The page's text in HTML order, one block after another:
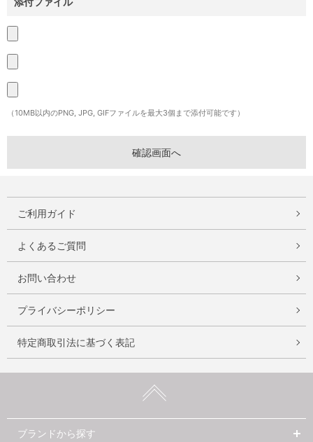
（10MB以内のPNG, JPG, GIFファイルを最大3個まで添付可能です）
ご利用ガイド
よくあるご質問
お問い合わせ
プライバシーポリシー
特定商取引法に基づく表記
ブランドから探す